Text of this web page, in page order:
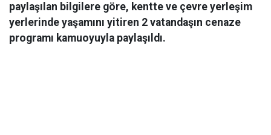
paylaşılan bilgilere göre, kentte ve çevre yerleşim
yerlerinde yaşamını yitiren 2 vatandaşın cenaze
programı kamuoyuyla paylaşıldı.